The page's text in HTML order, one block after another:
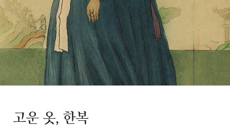
고운 옷, 한복